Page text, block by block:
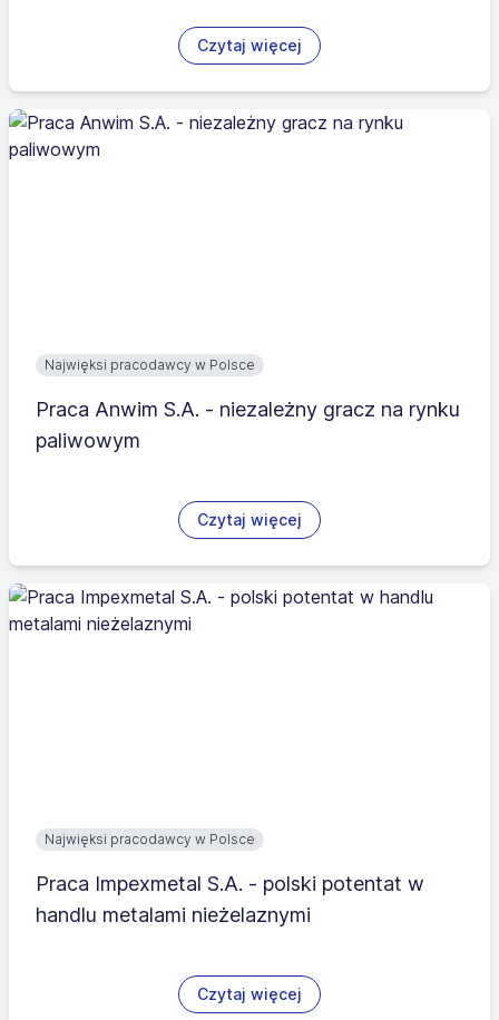
Czytaj więcej
Najwięksi pracodawcy w Polsce
Praca Anwim S.A. - niezależny gracz na rynku
paliwowym
Czytaj więcej
Najwięksi pracodawcy w Polsce
Praca Impexmetal S.A. - polski potentat w
handlu metalami nieżelaznymi
Czytaj więcej